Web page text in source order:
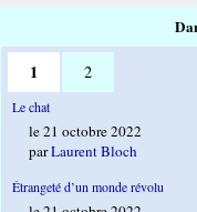
1 2
Le chat
le 21 octobre 2022
parLaurent Bloch
Étrangeté d’un monde révolu